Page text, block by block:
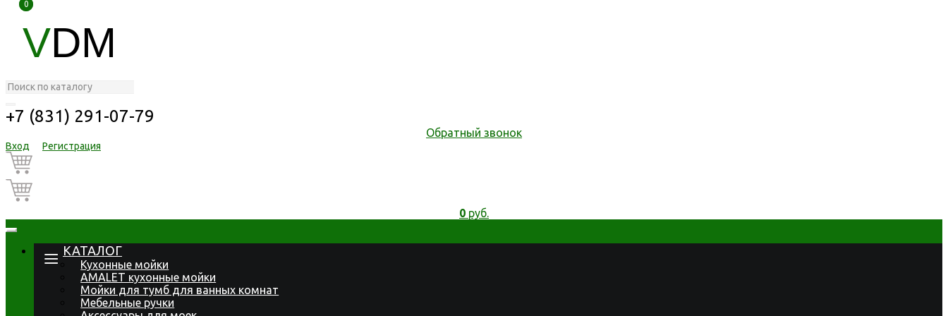
VDM
+7 (831) 291-07-79
Обратный звонок
Вход Регистрация
0
0
0 руб.
КАТАЛОГ
Кухонные мойки
AMALET кухонные мойки
Мойки для тумб для ванных комнат
Мебельные ручки